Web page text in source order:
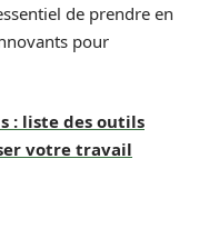
de prendre en
pour
: liste des outils
votre travail